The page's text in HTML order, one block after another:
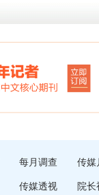
每月调查 传媒
传媒透视 院长